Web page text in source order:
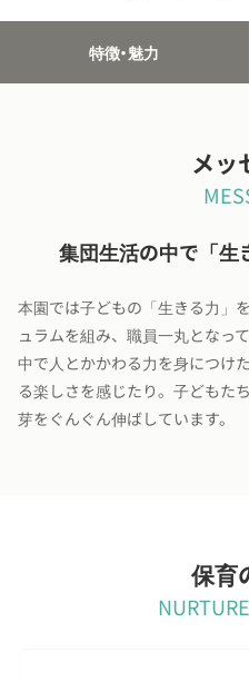
特徴・魅力
メッ
集団生活の中で「生
本園では子どもの「生きる力」
ュラムを組み、職員一丸となっ
中で人とかかわる力を身につけ
る楽しさを感じたり。子どもた
芽をぐんぐん伸ばしています。
保育